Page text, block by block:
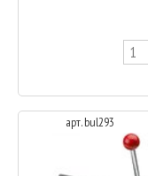
арт. bul293